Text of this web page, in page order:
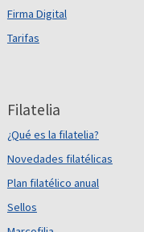
Firma Digital
Tarifas
Filatelia
¿Qué es la filatelia?
Novedades filatélicas
Plan filatélico anual
Sellos